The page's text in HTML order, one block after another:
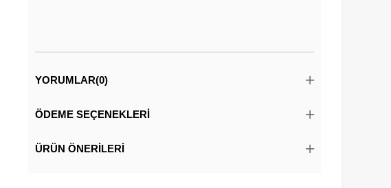
YORUMLAR(0)
ÖDEME SEÇENEKLERI
ÜRÜN ÖNERILERI